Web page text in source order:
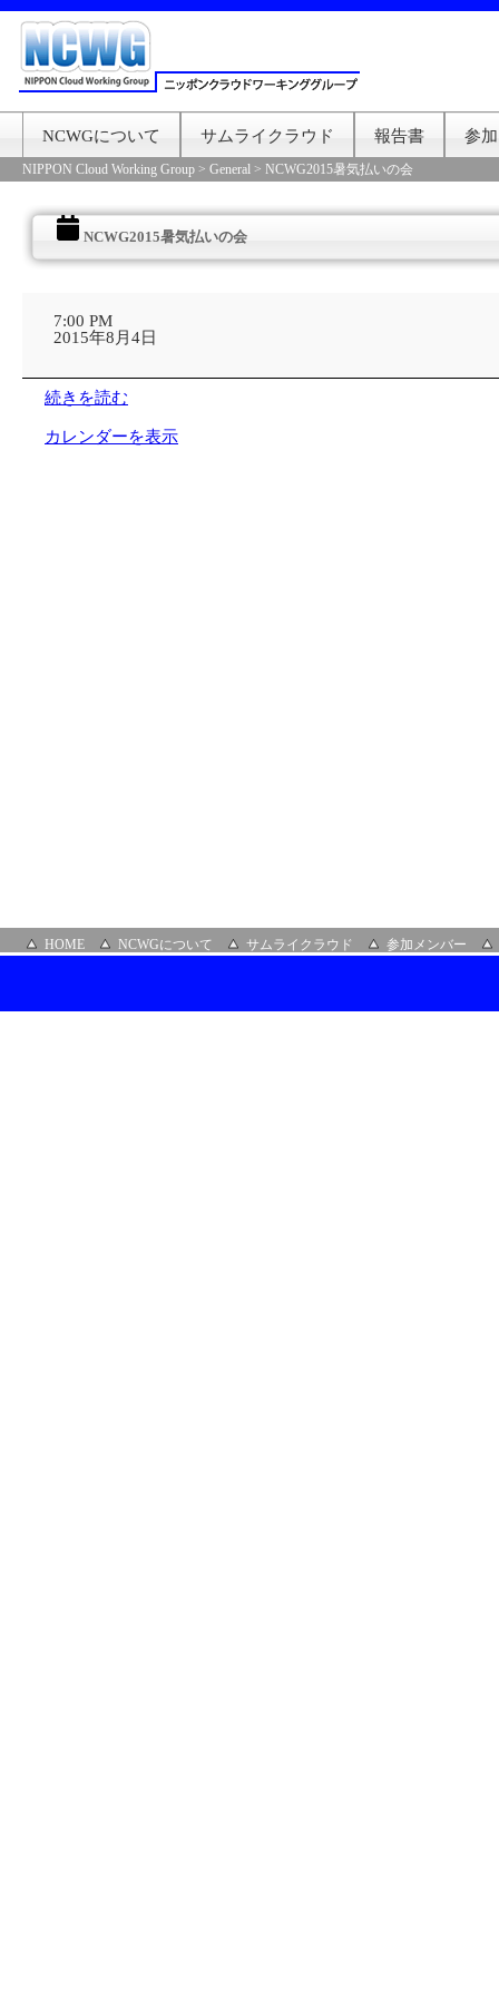
NCWGについて サムライクラウド 報告書 参
NIPPON Cloud Working Group > General > NCWG2015暑気払いの会
NCWG2015暑気払いの会
7:00 PM
2015年8月4日
続きを読む
カレンダーを表示
HOME NCWGについて サムライクラウド 参加メンバー